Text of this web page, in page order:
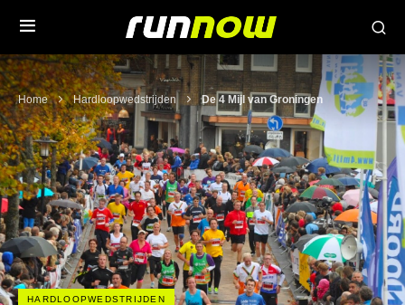
Home Hardloopwedstrijden De 4 Mijl van Groningen
HARDLOOPWEDSTRIJDEN